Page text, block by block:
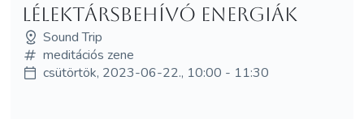
lélektársbehívó energiák
Sound Trip
meditációs zene
csütörtök, 2023-06-22., 10:00 - 11:30